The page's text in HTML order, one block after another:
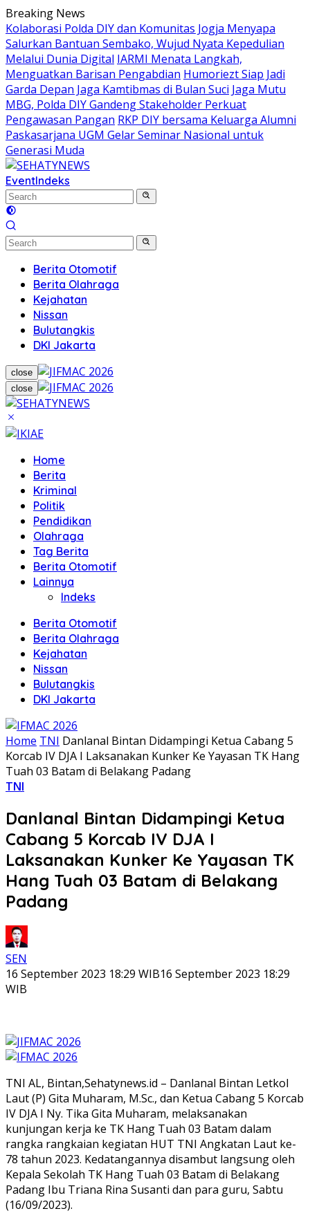
Skip
to
content
Breaking News
Kolaborasi Polda DIY dan Komunitas Jogja Menyapa
Salurkan Bantuan Sembako, Wujud Nyata Kepedulian
Melalui Dunia Digital IARMI Menata Langkah,
Menguatkan Barisan Pengabdian Humoriezt Siap Jadi
Garda Depan Jaga Kamtibmas di Bulan Suci Jaga Mutu
MBG, Polda DIY Gandeng Stakeholder Perkuat
Pengawasan Pangan RKP DIY bersama Keluarga Alumni
Paskasarjana UGM Gelar Seminar Nasional untuk
Generasi Muda
EventIndeks
Berita Otomotif
Berita Olahraga
Kejahatan
Nissan
Bulutangkis
DKI Jakarta
close
close
Home
Berita
Kriminal
Politik
Pendidikan
Olahraga
Tag Berita
Berita Otomotif
Lainnya
Indeks
Berita Otomotif
Berita Olahraga
Kejahatan
Nissan
Bulutangkis
DKI Jakarta
Home TNI Danlanal Bintan Didampingi Ketua Cabang 5
Korcab IV DJA I Laksanakan Kunker Ke Yayasan TK Hang
Tuah 03 Batam di Belakang Padang
TNI
Danlanal Bintan Didampingi Ketua
Cabang 5 Korcab IV DJA I
Laksanakan Kunker Ke Yayasan TK
Hang Tuah 03 Batam di Belakang
Padang
SEN
16 September 2023 18:29 WIB16 September 2023 18:29
WIB
TNI AL, Bintan,Sehatynews.id – Danlanal Bintan Letkol
Laut (P) Gita Muharam, M.Sc., dan Ketua Cabang 5 Korcab
IV DJA I Ny. Tika Gita Muharam, melaksanakan
kunjungan kerja ke TK Hang Tuah 03 Batam dalam
rangka rangkaian kegiatan HUT TNI Angkatan Laut ke-
78 tahun 2023. Kedatangannya disambut langsung oleh
Kepala Sekolah TK Hang Tuah 03 Batam di Belakang
Padang Ibu Triana Rina Susanti dan para guru, Sabtu
(16/09/2023).